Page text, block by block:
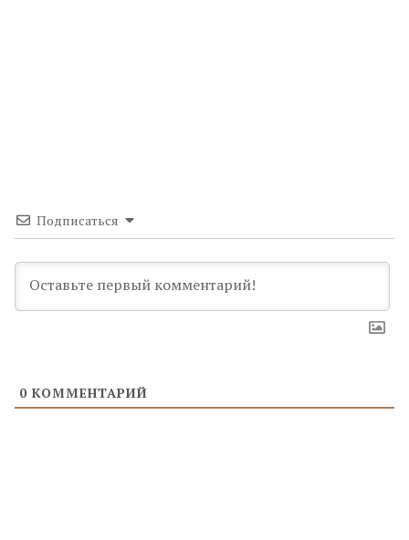
Подписаться
0 КОММЕНТАРИЙ